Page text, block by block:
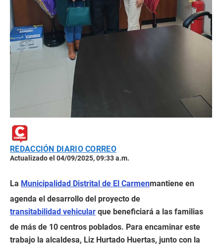
REDACCIÓN DIARIO CORREO
Actualizado el 04/09/2025, 09:33 a.m.
La Municipalidad Distrital de El Carmenmantiene en
agenda el desarrollo del proyecto de
transitabilidad vehicular que beneficiará a las familias
de más de 10 centros poblados. Para encaminar este
trabajo la alcaldesa, Liz Hurtado Huertas, junto con la